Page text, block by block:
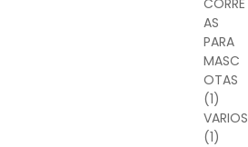
AS
PARA
MASC
OTAS
(1)
VARIOS
(1)